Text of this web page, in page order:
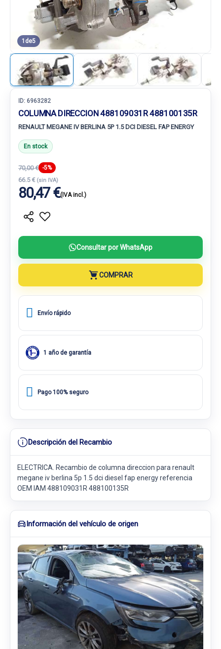
1 de5
ID: 6963282
COLUMNA DIRECCION 488109031R 488100135R
RENAULT MEGANE IV BERLINA 5P 1.5 DCI DIESEL FAP ENERGY
En stock
70,00 € -5%
66.5 € (sin IVA)
80,47 €(IVA incl.)
Consultar por WhatsApp
COMPRAR
Envío rápido
1 año de garantía
Pago 100% seguro
Descripción del Recambio
ELECTRICA. Recambio de columna direccion para renault
megane iv berlina 5p 1.5 dci diesel fap energy referencia
OEM IAM 488109031R 488100135R
Información del vehículo de origen